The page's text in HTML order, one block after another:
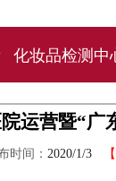
化妆品检测中
运营暨“广
时间： 2020/1/3